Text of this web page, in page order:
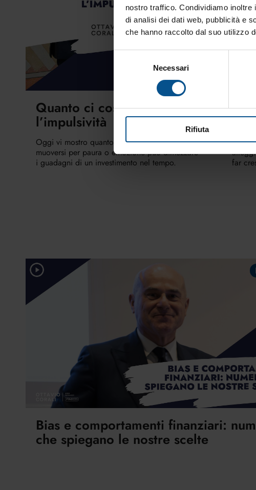
nostro traffico. Condividiamo
di analisi dei dati web, pubblicità e
che hanno raccolto dal suo utilizzo
Necessari
Rifiuta
Quanto ci costa
l’impulsività
Oggi vi mostro quanto ci costa l’impulsività:
muoversi per paura o emozione può dimezzare
i guadagni di un investimento nel tempo.
I
I
far
Bias e comportamenti finanziari:
che spiegano le nostre scelte